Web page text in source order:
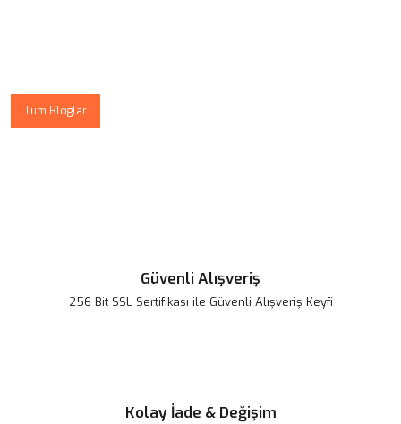
Tüm Bloglar
Güvenli Alışveriş
256 Bit SSL Sertifikası ile Güvenli Alışveriş Keyfi
Kolay İade & Değişim